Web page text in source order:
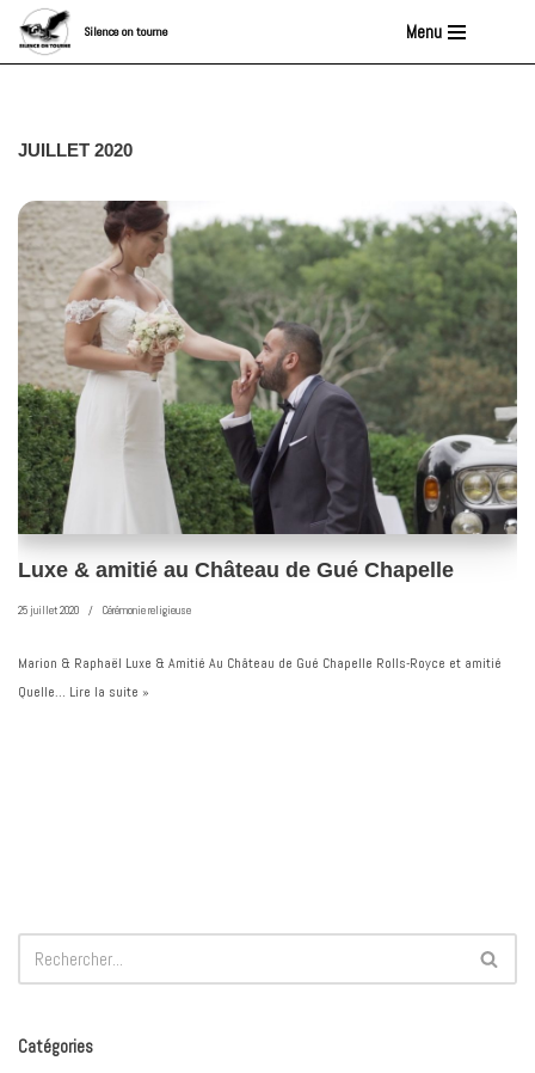
Aller
Silence on tourne Menu
JUILLET 2020
Luxe & amitié au Château de Gué Chapelle
25 juillet 2020 Cérémonie religieuse
Marion & Raphaël Luxe & Amitié Au Château de Gué Chapelle Rolls-Royce et amitié
Quelle… Lire la suite »
Catégories